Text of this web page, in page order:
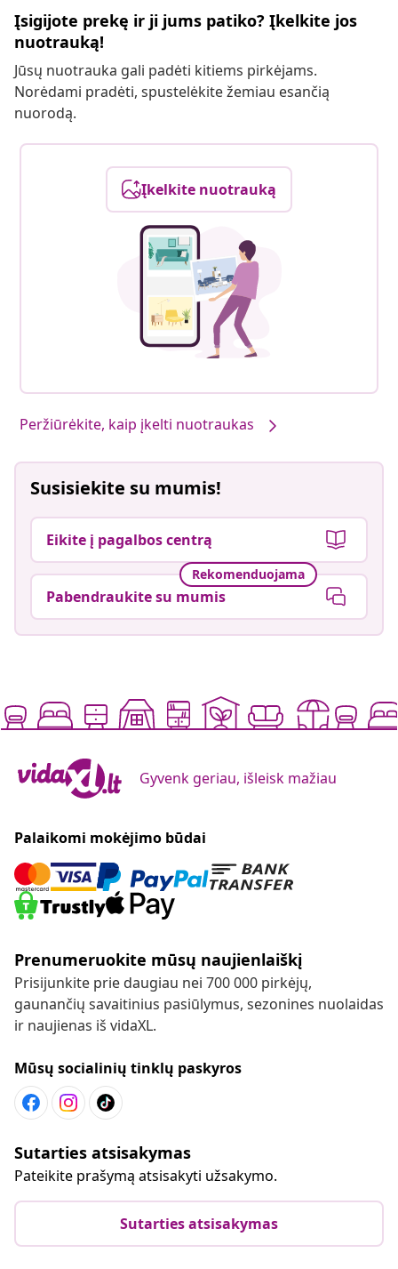
Įsigijote prekę ir ji jums patiko? Įkelkite jos
nuotrauką!
Jūsų nuotrauka gali padėti kitiems pirkėjams.
Norėdami pradėti, spustelėkite žemiau esančią
nuorodą.
Įkelkite nuotrauką
Peržiūrėkite, kaip įkelti nuotraukas
Susisiekite su mumis!
Eikite į pagalbos centrą
Rekomenduojama
Pabendraukite su mumis
Gyvenk geriau, išleisk mažiau
Palaikomi mokėjimo būdai
Prenumeruokite mūsų naujienlaiškį
Prisijunkite prie daugiau nei 700 000 pirkėjų,
gaunančių savaitinius pasiūlymus, sezonines nuolaidas
ir naujienas iš vidaXL.
Mūsų socialinių tinklų paskyros
Sutarties atsisakymas
Pateikite prašymą atsisakyti užsakymo.
Sutarties atsisakymas